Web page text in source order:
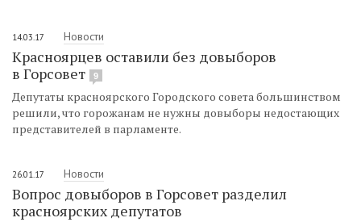
14.03.17 Новости
Красноярцев оставили без довыборов
в Горсовет
9
Депутаты красноярского Городского совета большинством
решили, что горожанам не нужны довыборы недостающих
представителей в парламенте.
26.01.17 Новости
Вопрос довыборов в Горсовет разделил
красноярских депутатов